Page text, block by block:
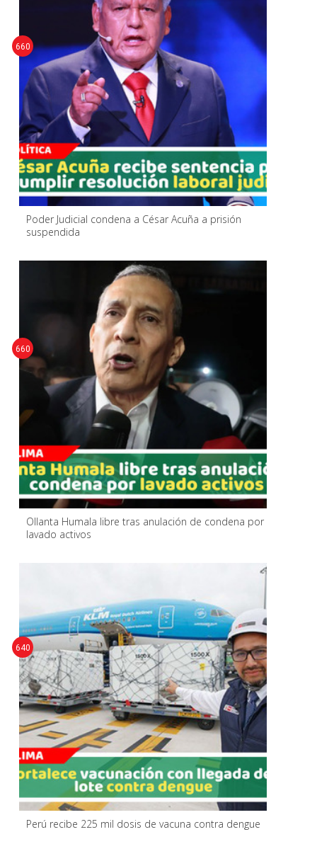
Poder Judicial condena a César Acuña a prisión
suspendida
660
Ollanta Humala libre tras anulación de condena por
lavado activos
660
Perú recibe 225 mil dosis de vacuna contra dengue
640